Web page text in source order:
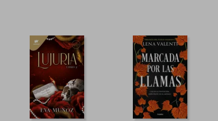
50%
dcto.
$ 105.165
$ 52.583
40%
dcto.